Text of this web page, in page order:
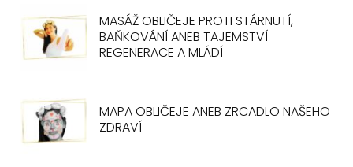
MASÁŽ OBLIČEJE PROTI STÁRNUTÍ,
BAŇKOVÁNÍ ANEB TAJEMSTVÍ
REGENERACE A MLÁDÍ
MAPA OBLIČEJE ANEB ZRCADLO NAŠEHO
ZDRAVÍ